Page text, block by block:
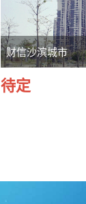
财信沙滨城市
待定